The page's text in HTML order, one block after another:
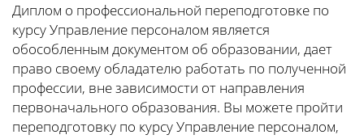
Диплом о профессиональной переподготовке по
курсу Управление персоналом является
обособленным документом об образовании, дает
право своему обладателю работать по полученной
профессии, вне зависимости от направления
первоначального образования. Вы можете пройти
переподготовку по курсу Управление персоналом,